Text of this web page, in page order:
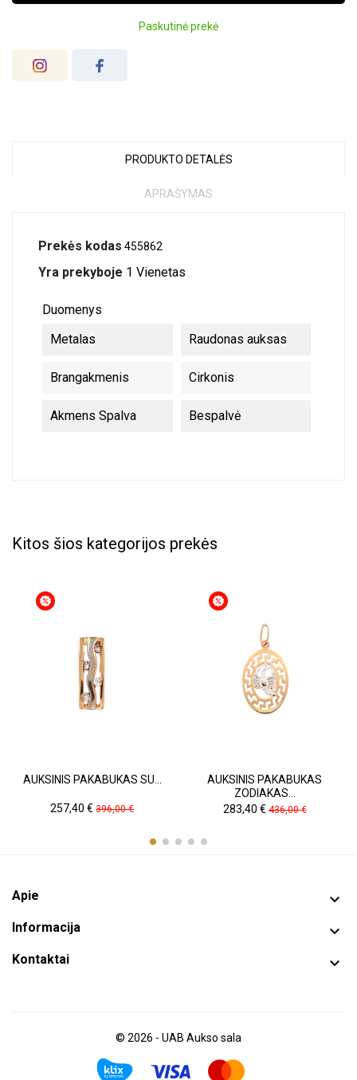
Paskutinė prekė
PRODUKTO DETALĖS
APRAŠYMAS
Prekės kodas 455862
Yra prekyboje 1 Vienetas
Duomenys
Metalas
Raudonas auksas
Brangakmenis Cirkonis
Akmens Spalva Bespalvė
Kitos šios kategorijos prekės
AUKSINIS PAKABUKAS SU...
Kaina
257,40 € Pradinė
396,00 €
AUKSINIS PAKABUKAS
ZODIAKAS...
Kaina
283,40 €Pradinė
436,00 €
Apie 
Informacija 
Kontaktai 
© 2026 - UAB Aukso sala